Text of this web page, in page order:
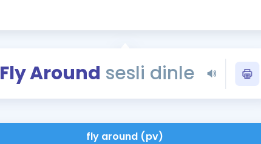
YDS - YÖKDİL
İngilizce
Fly Around sesli dinle
fly around (pv)